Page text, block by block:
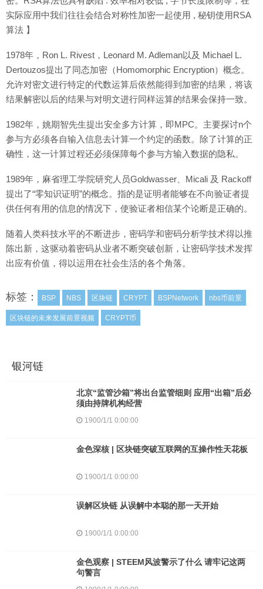
实际应用中我们往往会结合对称性加密一起使用 , 秘钥使用RSA
算法 】
1978年，Ron L. Rivest，Leonard M. Adleman以及 Michael L.
Dertouzos提出了同态加密（Homomorphic Encryption）概念。
允许对密文进行特定的代数运算后依然能得到加密的结果，将该
结果解密以后的结果与对明文进行同样运算的结果会保持一致。
1982年，姚期智先生提出安全多方计算，即MPC。主要探讨n个
参与方必须各自输入信息去计算一个约定的函数。除了计算的正
确性，这一计算过程还必须保障每个参与方输入数据的隐私。
1989年，麻省理工学院研究人员Goldwasser、Micali 及 Rackoff
提出了“零知识证明”的概念。指的是证明者能够在不向验证者提
供任何有用的信息的情况下，使验证者相信某个论断是正确的。
随着人类科技水平的不断进步，密码学和密码分析学技术得以推
陈出新，这驱动着密码从业者不断突破创新，让密码学技术发挥
出应有价值，得以运用在社会生活的各个角落。
标签： BSP NBS 区块链 CRYPT BSPNetwork nbs币前景
区块链的未来发展前景视频 CRYPT币
银河链
北京“监管沙箱”将出台监管细则 应用“出箱”后必
须由持牌机构经营
1900/1/1 0:00:00
金色深核 | 区块链突破互联网的互操作性天花板
1900/1/1 0:00:00
误解区块链 从误解中本聪的那一天开始
1900/1/1 0:00:00
金色观察 | STEEM风波警示了什么 请牢记这两
句警言